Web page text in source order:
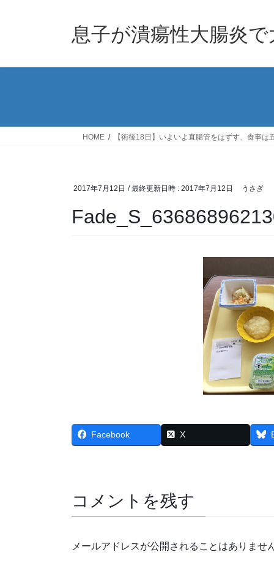
息子が潰瘍性大腸炎
HOME 【術後18日】いよいよ直腸管をはずす、食事は
2017年7月12日 / 最終更新日時 : 2017年7月12日 うさぎ
Facebook X
コメントを残す
メールアドレスが公開されることはありませ